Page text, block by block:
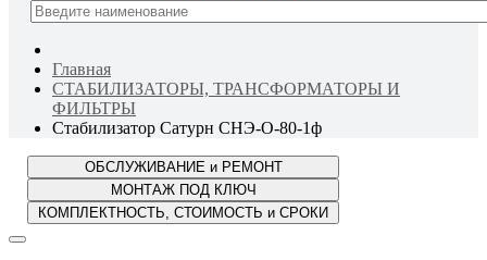
Главная
СТАБИЛИЗАТОРЫ, ТРАНСФОРМАТОРЫ И
ФИЛЬТРЫ
Стабилизатор Сатурн СНЭ-О-80-1ф